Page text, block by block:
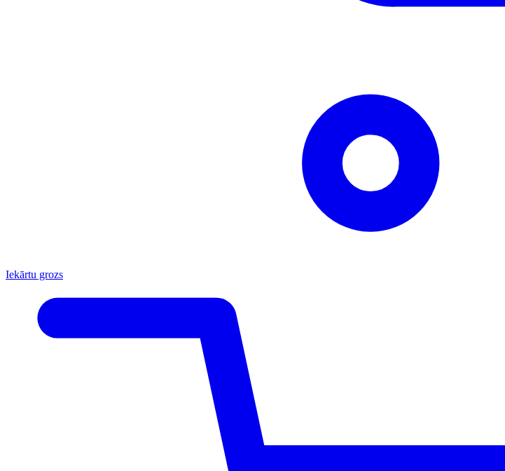
Iekārtu grozs